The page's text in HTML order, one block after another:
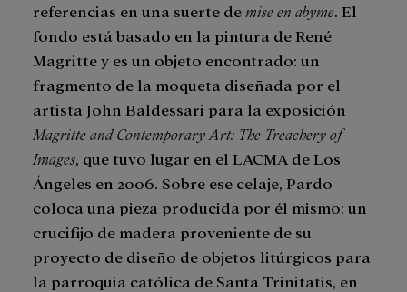
referencias en una suerte de mise en abyme. El
fondo está basado en la pintura de René
Magritte y es un objeto encontrado: un
fragmento de la moqueta diseñada por el
artista John Baldessari para la exposición
Magritte and Contemporary Art: The Treachery of
Images, que tuvo lugar en el LACMA de Los
Ángeles en 2006. Sobre ese celaje, Pardo
coloca una pieza producida por él mismo: un
crucifijo de madera proveniente de su
proyecto de diseño de objetos litúrgicos para
la parroquia católica de Santa Trinitatis, en